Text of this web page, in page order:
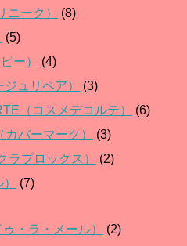
ニーク）
(8)
(5)
ー）
(4)
ュリペア）
(3)
（コスメデコルテ）
(6)
バーマーク）
(3)
ラプロックス）
(2)
(7)
・ラ・メール）
(2)